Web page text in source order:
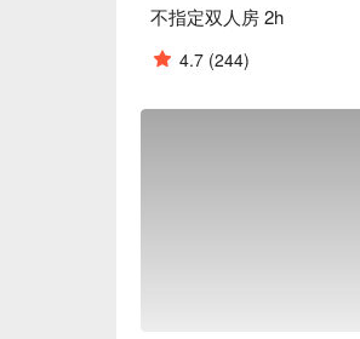
不指定双人房 2h
4.7 (244)